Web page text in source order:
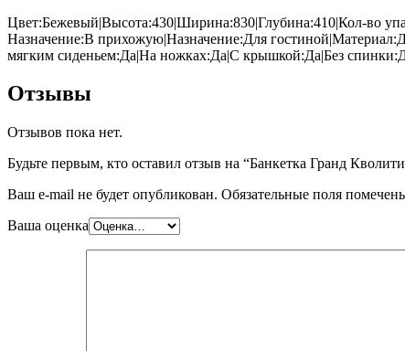
Цвет:Бежевый|Высота:430|Ширина:830|Глубина:410|Кол-во
Назначение:В прихожую|Назначение:Для
мягким сиденьем:Да|На ножках:Да|С крышкой:Да|Без
Отзывы
Отзывов пока нет.
Будьте первым, кто оставил отзыв на “Банкетка Гранд
Ваш e-mail не будет опубликован. Обязательные поля
Ваша оценка